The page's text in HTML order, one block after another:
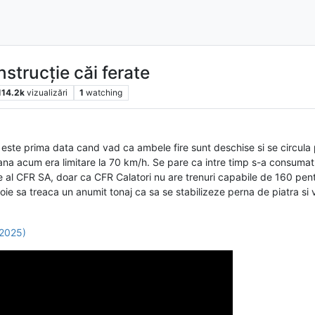
căi ferate
vizualizări 1 watching
prima data cand vad ca ambele fire sunt deschise si se
acum era limitare la 70 km/h. Se pare ca intre timp s-a
CFR SA, doar ca CFR Calatori nu are trenuri capabile de 160
sa treaca un anumit tonaj ca sa se stabilizeze perna de piatra